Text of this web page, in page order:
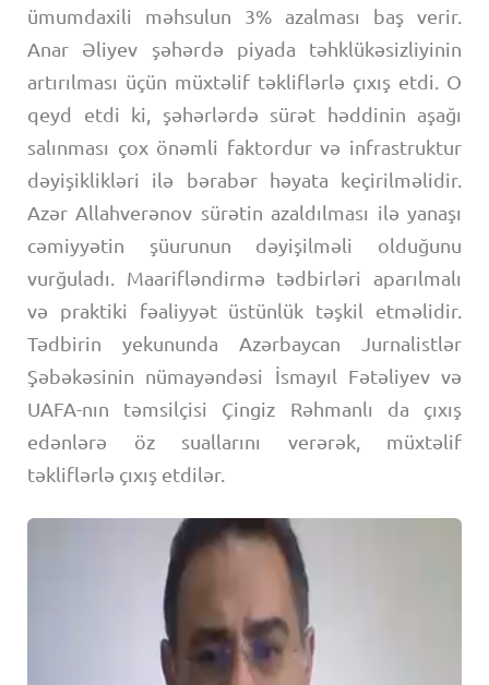
ümumdaxili məhsulun 3% azalması baş verir.
Anar Əliyev şəhərdə piyada təhklükəsizliyinin
artırılması üçün müxtəlif təkliflərlə çıxış etdi. O
qeyd etdi ki, şəhərlərdə sürət həddinin aşağı
salınması çox önəmli faktordur və infrastruktur
dəyişiklikləri ilə bərabər həyata keçirilməlidir.
Azər Allahverənov sürətin azaldılması ilə yanaşı
cəmiyyətin şüurunun dəyişilməli olduğunu
vurğuladı. Maarifləndirmə tədbirləri aparılmalı
və praktiki fəaliyyət üstünlük təşkil etməlidir.
Tədbirin yekununda Azərbaycan Jurnalistlər
Şəbəkəsinin nümayəndəsi İsmayıl Fətəliyev və
UAFA-nın təmsilçisi Çingiz Rəhmanlı da çıxış
edənlərə öz suallarını verərək, müxtəlif
təkliflərlə çıxış etdilər.